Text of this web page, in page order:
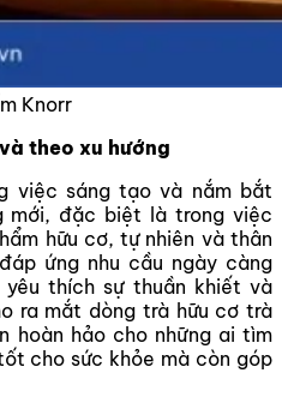
Knorr
theo xu hướng
việc sáng tạo và nắm bắt
mới, đặc biệt là trong việc
hữu cơ, tự nhiên và thân
ứng nhu cầu ngày càng
thích sự thuần khiết và
ra mắt dòng trà hữu cơ trà
hoàn hảo cho những ai tìm
cho sức khỏe mà còn góp